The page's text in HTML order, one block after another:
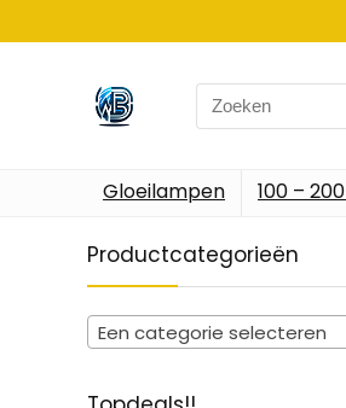
Search
for:
Gloeilampen 100 – 200
Productcategorieën
Een categorie selecteren